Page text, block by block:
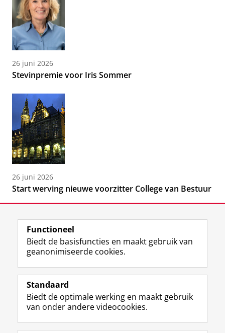
26 juni 2026
Stevinpremie voor Iris Sommer
26 juni 2026
Start werving nieuwe voorzitter College van Bestuur
Volg de RUG
F
a
e
b
o
L
i
k
e
I
R
S
-
f
e
I
n
t
r
Y
o
T
e
Studiekiezers
Functioneel
Biedt de basisfuncties en maakt gebruik van
geanonimiseerde cookies.
Standaard
Biedt de optimale werking en maakt gebruik
van onder andere videocookies.